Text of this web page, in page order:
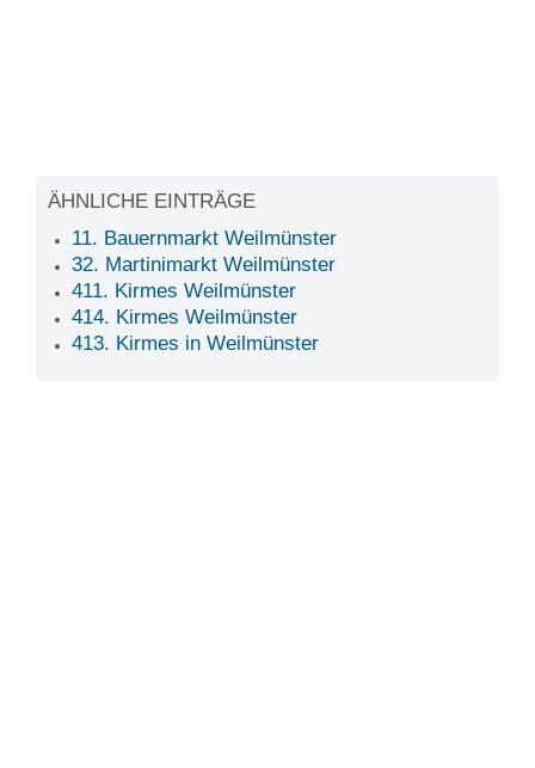
ÄHNLICHE EINTRÄGE
11. Bauernmarkt Weilmünster
32. Martinimarkt Weilmünster
411. Kirmes Weilmünster
414. Kirmes Weilmünster
413. Kirmes in Weilmünster